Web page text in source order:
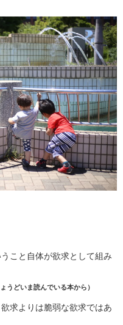
こと自体が欲求として組み
ょうどいま読んでいる本から）
求よりは脆弱な欲求ではあ